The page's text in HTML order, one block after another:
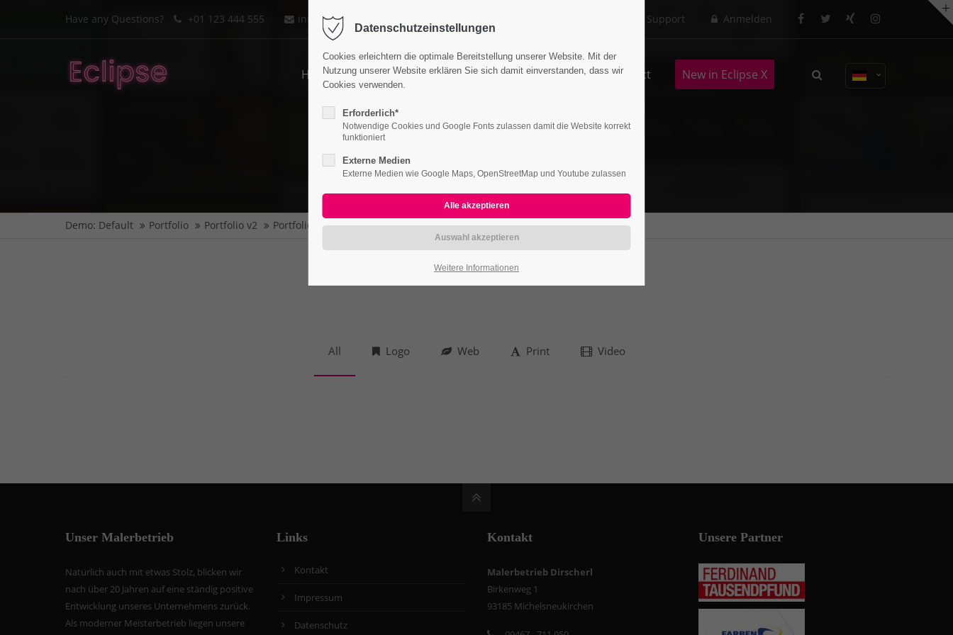
Anmelden
Support
Have any Questions? +01 123 444 555 info@company.com
Home Features Pages Portfolio News Contact New in Eclipse X
Demo: Default Portfolio Portfolio v2 Portfolio col-2 /v2
All Logo Web Print Video
Unser Malerbetrieb
Natürlich auch mit etwas Stolz, blicken wir
nach über 20 Jahren auf eine ständig positive
Entwicklung unseres Unternehmens zurück.
Als moderner Meisterbetrieb liegen unsere
Links
Kontakt
Impressum
Datenschutz
Kontakt
Malerbetrieb Dirscherl
Birkenweg 1
93185 Michelsneukirchen
Unsere Partner
Datenschutzeinstellungen
Cookies erleichtern die optimale Bereitstellung unserer Website. Mit der
Nutzung unserer Website erklären Sie sich damit einverstanden, dass wir
Cookies verwenden.
Erforderlich*
Notwendige Cookies und Google Fonts zulassen damit die Website korrekt
funktioniert
Externe Medien
Externe Medien wie Google Maps, OpenStreetMap und Youtube zulassen
Weitere Informationen